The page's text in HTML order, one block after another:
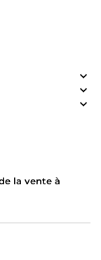
la vente à